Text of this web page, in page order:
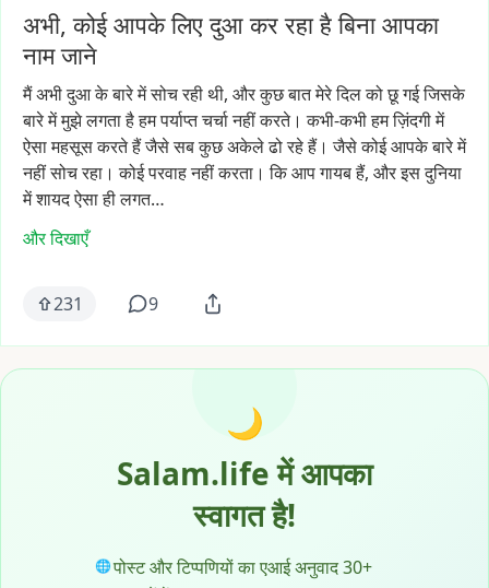
अभी, कोई आपके लिए दुआ कर रहा है बिना आपका
नाम जाने
मैंअभीदुआकेबारेमेंसोचरहीथी, औरकुछबातमेरेदिलकोछूगईजिसके
बारेमेंमुझेलगताहैहमपर्याप्तचर्चानहींकरते। कभी-कभीहमज़िंदगीमें
ऐसामहसूसकरतेहैंजैसेसबकुछअकेलेढोरहेहैं। जैसेकोईआपकेबारेमें
नहींसोचरहा। कोईपरवाहनहींकरता। किआपगायबहैं, औरइसदुनिया
मेंशायदऐसाहीलगत…
और दिखाएँ
231 9
🌙
Salam.life में आपका
स्वागत है!
🌐पोस्ट और टिप्पणियों का एआई अनुवाद 30+